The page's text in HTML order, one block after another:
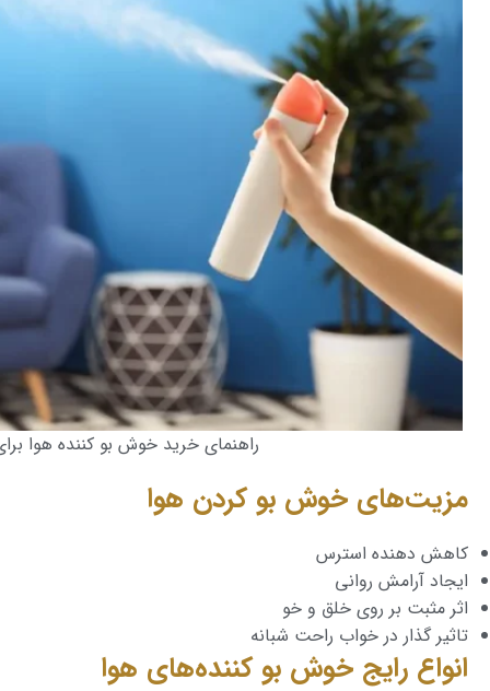
راهنمای خرید خوش بو کننده هوا
مزیت‌های خوش بو کردن هوا
کاهش دهنده استرس
ایجاد آرامش روانی
اثر مثبت بر روی خلق و خو
تاثیر گذار در خواب راحت شبانه
انواع رایج خوش بو کننده‌های هوا